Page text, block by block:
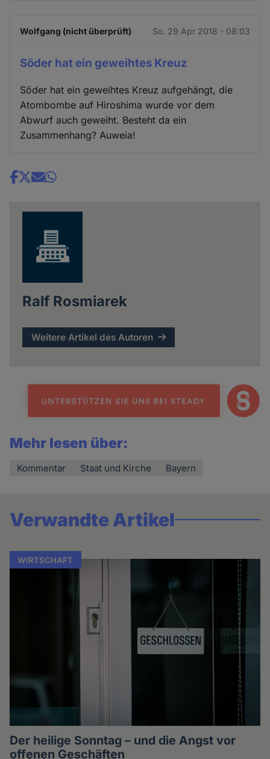
Wolfgang (nicht überprüft) So. 29 Apr 2018 - 08:03
Söder hat ein geweihtes Kreuz
Söder hat ein geweihtes Kreuz aufgehängt, die
Atombombe auf Hiroshima wurde vor dem
Abwurf auch geweiht. Besteht da ein
Zusammenhang? Auweia!
Share
Ralf Rosmiarek
Weitere Artikel des Autoren
Mehr lesen über:
Kommentar Staat und Kirche Bayern
Verwandte Artikel
WIRTSCHAFT
Der heilige Sonntag – und die Angst vor
offenen Geschäften